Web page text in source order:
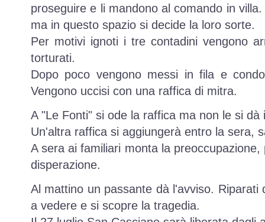
proseguire e li mandono al comando in
ma in questo spazio si decide la loro sorte.
Per motivi ignoti i tre contadini vengono
torturati.
Dopo poco vengono messi in fila e
Vengono uccisi con una raffica di mitra.
A "Le Fonti" si ode la raffica ma non le si dà
Un'altra raffica si aggiungerà entro la sera,
A sera ai familiari monta la
disperazione.
Al mattino un passante dà l'avviso. Riparati
a vedere e si scopre la tragedia.